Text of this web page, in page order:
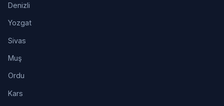
Denizli
Yozgat
Sivas
Muş
Ordu
Kars